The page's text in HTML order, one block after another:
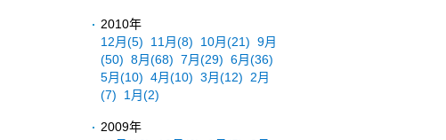
2010年
12月(5) 11月(8) 10月(21) 9月
(50) 8月(68) 7月(29) 6月(36)
5月(10) 4月(10) 3月(12)
2月
(7)
1月(2)
2009年